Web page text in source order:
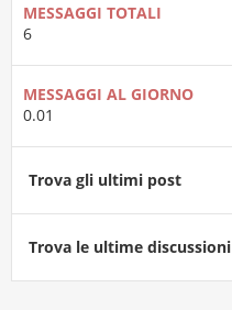
MESSAGGI TOTALI
6
MESSAGGI AL GIORNO
0.01
Trova gli ultimi post
Trova le ultime discussioni